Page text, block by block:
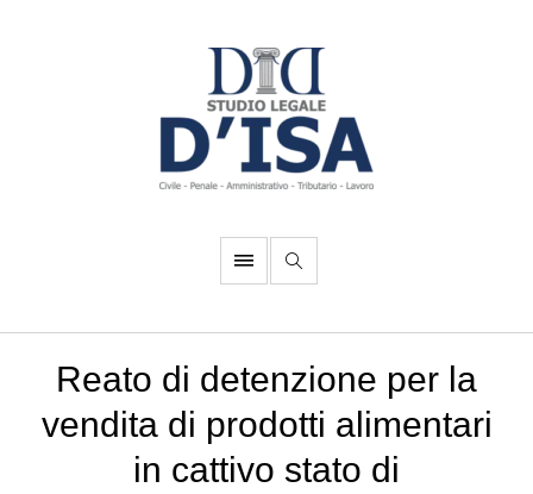
Reato di detenzione per la
vendita di prodotti alimentari
in cattivo stato di